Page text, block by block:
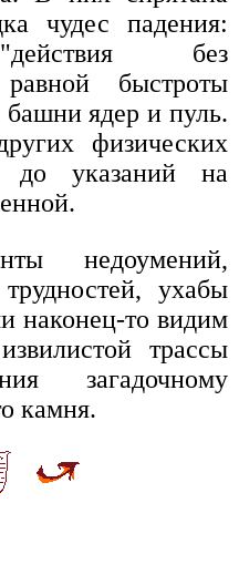
чудес падения:
без
быстроты
ядер и пуль.
физических
до указаний на
недоумений,
ухабы
наконец-то видим
трассы
загадочному
камня.